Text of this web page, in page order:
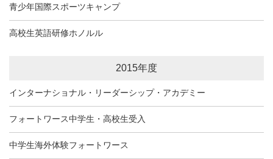
青少年国際スポーツキャンプ
高校生英語研修ホノルル
2015年度
インターナショナル・リーダーシップ・アカデミー
フォートワース中学生・高校生受入
中学生海外体験フォートワース